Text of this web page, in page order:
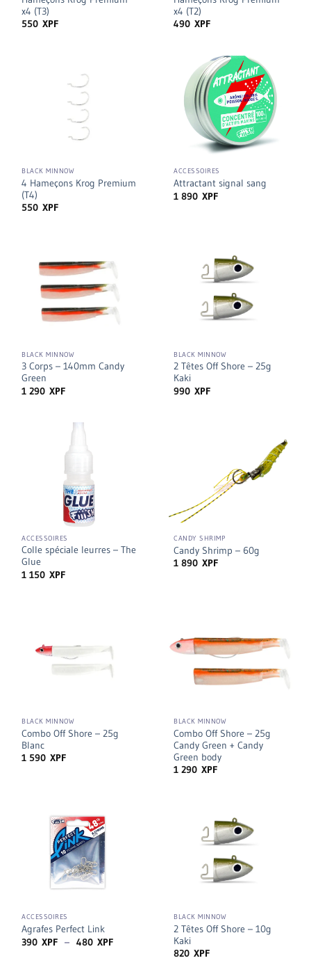
x4 (T3)
550XPF
x4 (T2)
490XPF
BLACK MINNOW
4 Hameçons Krog Premium
(T4)
550XPF
ACCESSOIRES
Attractant signal sang
1 890XPF
BLACK MINNOW
3 Corps – 140mm Candy
Green
1 290XPF
BLACK MINNOW
2 Têtes Off Shore – 25g
Kaki
990XPF
ACCESSOIRES
Colle spéciale leurres – The
Glue
1 150XPF
CANDY SHRIMP
Candy Shrimp – 60g
1 890XPF
BLACK MINNOW
Combo Off Shore – 25g
Blanc
1 590XPF
BLACK MINNOW
Combo Off Shore – 25g
Candy Green + Candy
Green body
1 290XPF
ACCESSOIRES
Agrafes Perfect Link
390XPF – 480XPFPlage
BLACK MINNOW
2 Têtes Off Shore – 10g
Kaki
820XPF